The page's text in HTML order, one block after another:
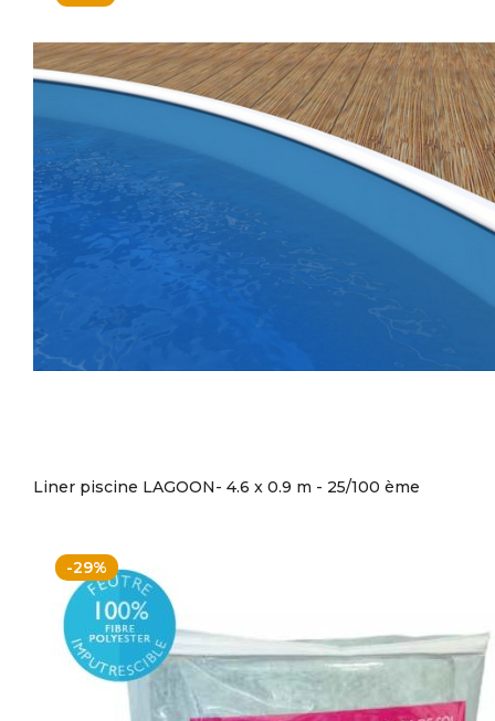
Liner piscine LAGOON- 4.6 x 0.9 m - 25/100 ème
-29%